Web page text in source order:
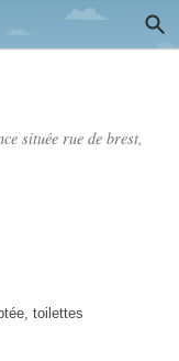
située rue de brest,
toilettes